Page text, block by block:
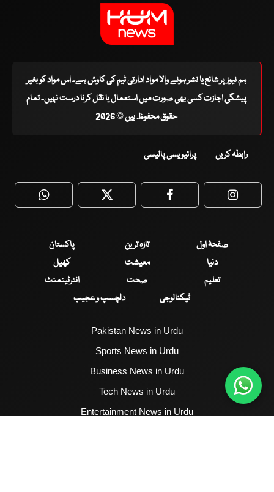
ہم نیوز پر شائع یا نشر ہونے والا مواد ادارتی ٹیم کی کاوش ہے۔ اس مواد کو بغیر
پیشگی اجازت کسی بھی صورت میں استعمال یا نقل کرنا درست نہیں۔ تمام
حقوق محفوظ ہیں © 2026
رابطہ کریں پرائیویسی پالیسی
WhatsApp Twitter Facebook
صفحۂ اول تازہ ترین
پاکستان
دنیا
معیشت
کھیل
تعلیم
صحت
انٹرٹینمنٹ
ٹیکنالوجی
دلچسپ و عجیب
Pakistan News in Urdu
Sports News in Urdu
Business News in Urdu
Tech News in Urdu
Entertainment News in Urdu